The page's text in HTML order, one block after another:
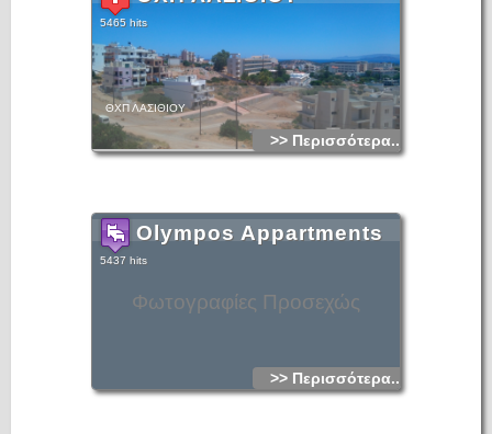
5465 hits
ΘΧΠ ΛΑΣΙΘΙΟΥ
>> Περισσότερα...
Φωτογραφίες Προσεχώς
Olympos Appartments
5437 hits
>> Περισσότερα...